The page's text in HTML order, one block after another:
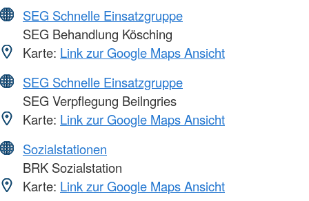
SEG Schnelle Einsatzgruppe
SEG Behandlung Kösching
Karte: Link zur Google Maps Ansicht
SEG Schnelle Einsatzgruppe
SEG Verpflegung Beilngries
Karte: Link zur Google Maps Ansicht
Sozialstationen
BRK Sozialstation
Karte: Link zur Google Maps Ansicht